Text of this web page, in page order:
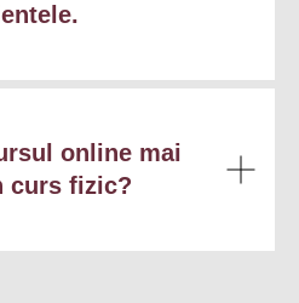
online mai
curs fizic?